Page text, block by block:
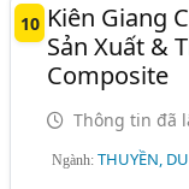
10 Kiên Giang
Sản Xuất &
Composite
Thông tin đã
Ngành:THUYỀN,